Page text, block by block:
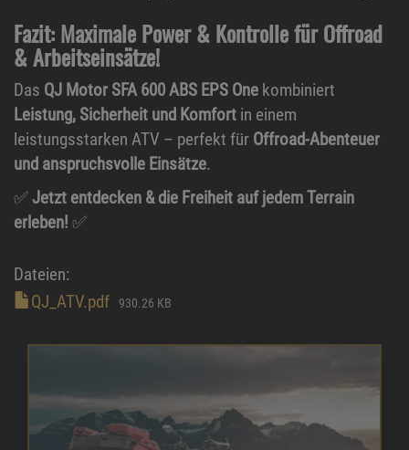
Fazit: Maximale Power & Kontrolle für Offroad
& Arbeitseinsätze!
Das QJ Motor SFA 600 ABS EPS One kombiniert
Leistung, Sicherheit und Komfort in einem
leistungsstarken ATV – perfekt für Offroad-Abenteuer
und anspruchsvolle Einsätze.
✅Jetzt entdecken & die Freiheit auf jedem Terrain
erleben! ✅
Dateien:
QJ_ATV.pdf
930.26 KB